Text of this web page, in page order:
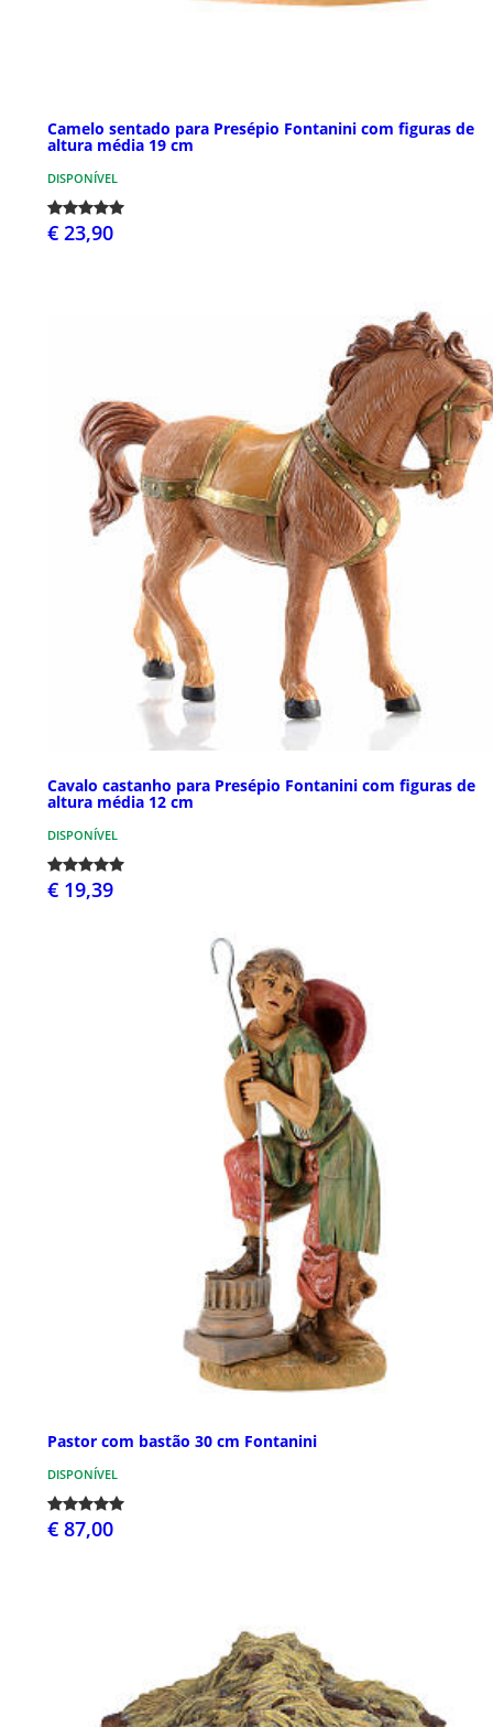
Camelo sentado para Presépio Fontanini com figuras de
altura média 19 cm
DISPONÍVEL
€ 23,90
Cavalo castanho para Presépio Fontanini com figuras de
altura média 12 cm
DISPONÍVEL
€ 19,39
Pastor com bastão 30 cm Fontanini
DISPONÍVEL
€ 87,00